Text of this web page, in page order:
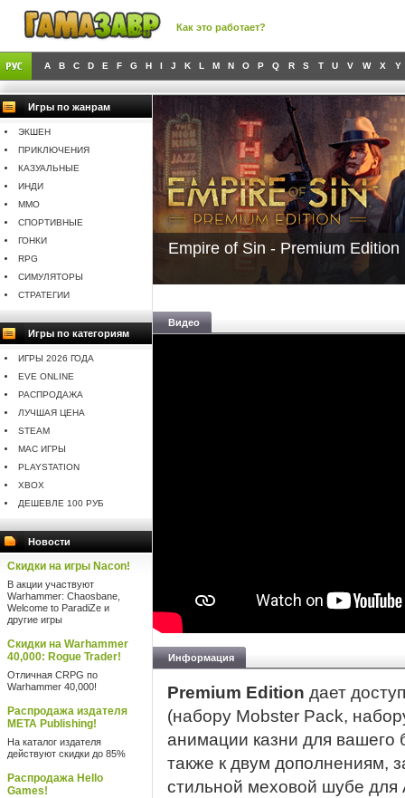
Как это работает?
A B C D E F G H I J K L M N O P Q R S T U V W X Y
Игры по жанрам
ЭКШЕН
ПРИКЛЮЧЕНИЯ
КАЗУАЛЬНЫЕ
ИНДИ
MMO
СПОРТИВНЫЕ
ГОНКИ
RPG
СИМУЛЯТОРЫ
СТРАТЕГИИ
Игры по категориям
ИГРЫ 2026 ГОДА
EVE ONLINE
РАСПРОДАЖА
ЛУЧШАЯ ЦЕНА
STEAM
MAC ИГРЫ
PLAYSTATION
XBOX
ДЕШЕВЛЕ 100 РУБ
Новости
Скидки на игры Nacon!
В акции участвуют
Warhammer: Chaosbane,
Welcome to ParadiZe и
другие игры
Скидки на Warhammer
40,000: Rogue Trader!
Отличная CRPG по
Warhammer 40,000!
Распродажа издателя
META Publishing!
На каталог издателя
действуют скидки до 85%
Распродажа Hello
Games!
Empire of Sin - Premium Edition
Видео
Информация
Premium Edition дает
(набору Mobster Pack,
анимации казни для
также к двум дополнениям,
стильной меховой шубе для